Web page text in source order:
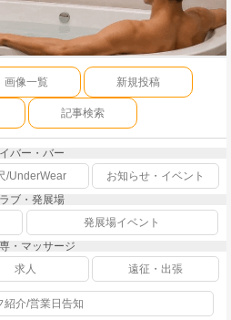
画像一覧 新規投稿
記事検索
バー・バー
/UnderWear
お知らせ・イベント
ブ・発展場
発展場イベント
・マッサージ
求人 遠征・出張
紹介/営業日告知